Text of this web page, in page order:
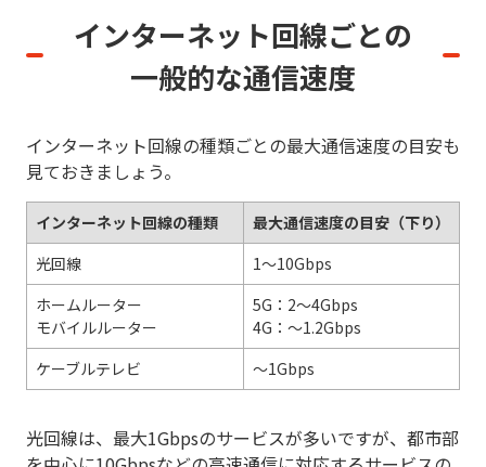
インターネット回線ごとの
一般的な通信速度
インターネット回線の種類ごとの最大通信速度の目安も
見ておきましょう。
インターネット回線の種類
最大通信速度の目安（下り）
光回線
1～10Gbps
ホームルーター
モバイルルーター
5G：2～4Gbps
4G：～1.2Gbps
ケーブルテレビ
～1Gbps
光回線は、最大1Gbpsのサービスが多いですが、都市部